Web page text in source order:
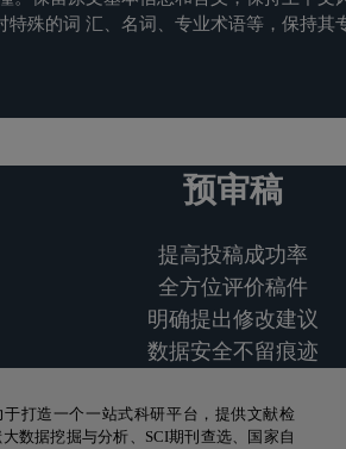
特殊的词 汇、名词、专业术语等，保持其
预审稿
提高投稿成功率
全方位评价稿件
明确提出修改建议
数据安全不留痕迹
打造一个一站式科研平台，提供文献检
数据挖掘与分析、SCI期刊查选、国家自